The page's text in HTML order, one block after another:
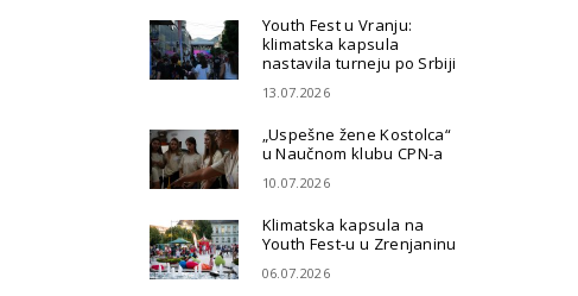
Youth Fest u Vranju:
klimatska kapsula
nastavila turneju po Srbiji
13.07.2026
„Uspešne žene Kostolca“
u Naučnom klubu CPN-a
10.07.2026
Klimatska kapsula na
Youth Fest-u u Zrenjaninu
06.07.2026